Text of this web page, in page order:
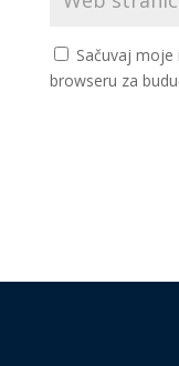
Sačuvaj
browseru za